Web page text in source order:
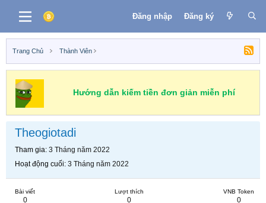
Đăng nhập Đăng ký
Trang Chủ Thành Viên
Hướng dẫn kiếm tiền đơn giản miễn phí
Theogiotadi
Tham gia 3 Tháng năm 2022
Hoạt động cuối 3 Tháng năm 2022
Bài viết
0
Lượt thích
0
VNB Token
0